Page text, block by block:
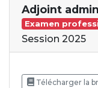
Adjoint
Examen
Session 2025
Télécharger la